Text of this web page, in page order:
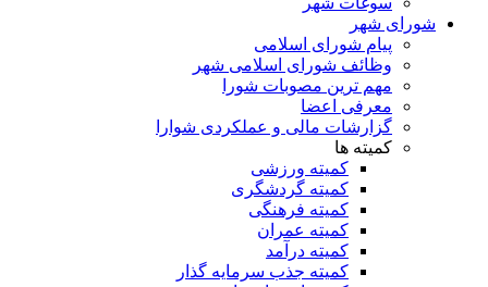
شورای شهر
پیام شورای اسلامی
وظائف شورای اسلامی شهر
مهم ترین مصوبات شورا
معرفی اعضا
گزارشات مالی و عملکردی شوارا
کمیته ها
کمیته ورزشی
کمیته گردشگری
کمیته فرهنگی
کمیته عمران
کمیته درآمد
کمیته جذب سرمایه گذار